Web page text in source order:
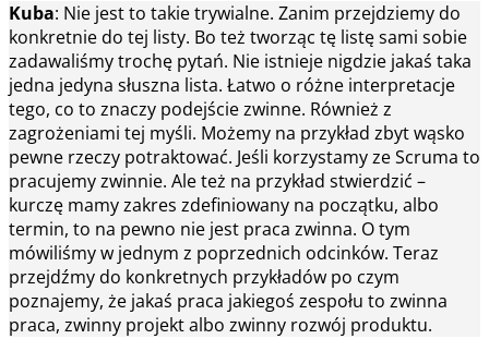
Kuba: Nie jest to takie trywialne. Zanim przejdziemy do
konkretnie do tej listy. Bo też tworząc tę listę sami sobie
zadawaliśmy trochę pytań. Nie istnieje nigdzie jakaś taka
jedna jedyna słuszna lista. Łatwo o różne interpretacje
tego, co to znaczy podejście zwinne. Również z
zagrożeniami tej myśli. Możemy na przykład zbyt wąsko
pewne rzeczy potraktować. Jeśli korzystamy ze Scruma to
pracujemy zwinnie. Ale też na przykład stwierdzić –
kurczę mamy zakres zdefiniowany na początku, albo
termin, to na pewno nie jest praca zwinna. O tym
mówiliśmy w jednym z poprzednich odcinków. Teraz
przejdźmy do konkretnych przykładów po czym
poznajemy, że jakaś praca jakiegoś zespołu to zwinna
praca, zwinny projekt albo zwinny rozwój produktu.